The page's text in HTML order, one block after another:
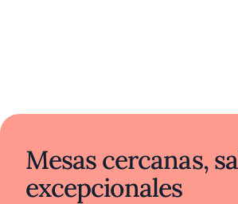
Mesas cercanas,
excepcionales